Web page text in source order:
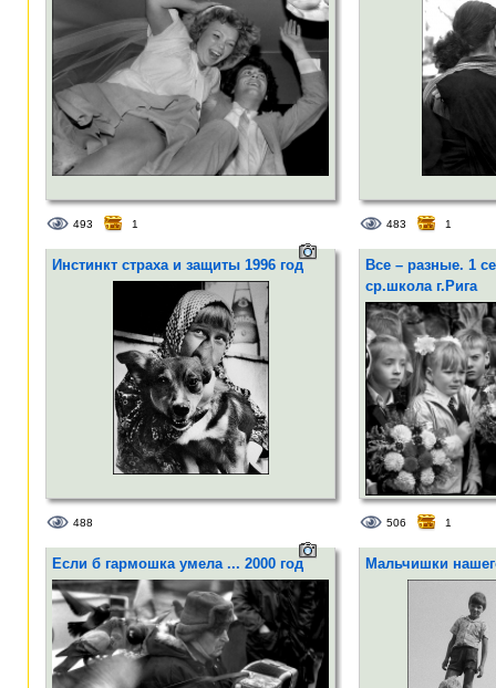
493 1 483 1
Инстинкт страха и защиты 1996 год
488
Все – разные. 1
ср.школа г.Рига
506 1
Если б гармошка умела ... 2000 год Мальчишки